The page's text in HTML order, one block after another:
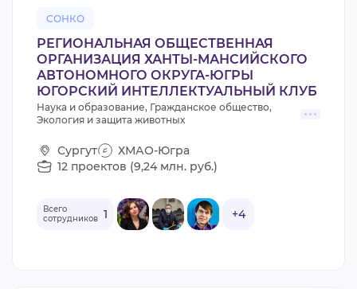
СОНКО
РЕГИОНАЛЬНАЯ ОБЩЕСТВЕННАЯ
ОРГАНИЗАЦИЯ ХАНТЫ-МАНСИЙСКОГО
АВТОНОМНОГО ОКРУГА-ЮГРЫ
ЮГОРСКИЙ ИНТЕЛЛЕКТУАЛЬНЫЙ КЛУБ
Наука и образование, Гражданское общество,
Экология и защита животных
Сургут
ХМАО-Югра
12 проектов (9,24 млн. руб.)
Всего
сотрудников 1 +4